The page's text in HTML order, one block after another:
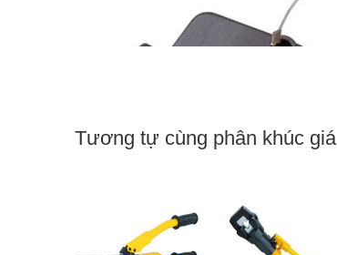
Tương tự cùng phân khúc giá